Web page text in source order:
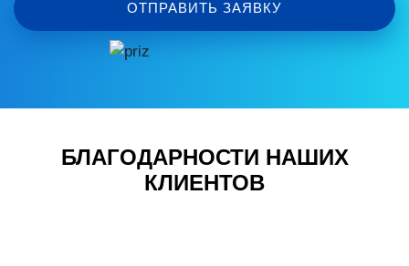
ОТПРАВИТЬ ЗАЯВКУ
БЛАГОДАРНОСТИ НАШИХ
КЛИЕНТОВ